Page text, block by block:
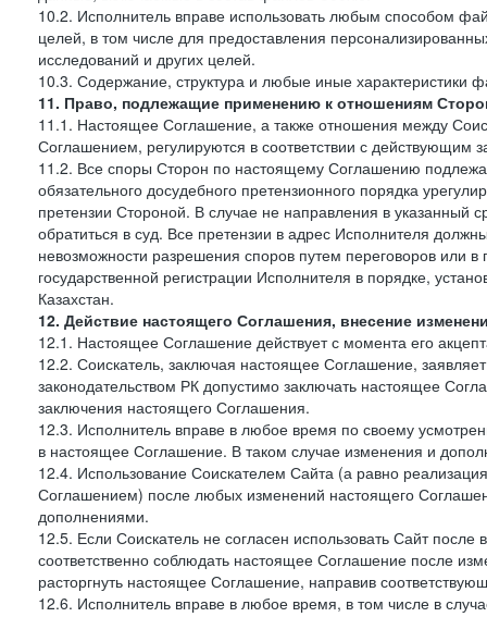
10.2. Исполнитель вправе использовать любым способом
целей, в том числе для предоставления
исследований и других целей.
10.3. Содержание, структура и любые иные
11. Право, подлежащие применению к отношениям
11.1. Настоящее Соглашение, а также отношения между
Соглашением, регулируются в соответствии с действующим
11.2. Все споры Сторон по настоящему Соглашению
обязательного досудебного претензионного порядка
претензии Стороной. В случае не направления в указанный
обратиться в суд. Все претензии в адрес Исполнителя
невозможности разрешения споров путем переговоров или
государственной регистрации Исполнителя в порядке,
Казахстан.
12. Действие настоящего Соглашения, внесение
12.1. Настоящее Соглашение действует с момента его
12.2. Соискатель, заключая настоящее Соглашение,
законодательством РК допустимо заключать настоящее
заключения настоящего Соглашения.
12.3. Исполнитель вправе в любое время по своему
в настоящее Соглашение. В таком случае изменения и
12.4. Использование Соискателем Сайта (а равно
Соглашением) после любых изменений настоящего
дополнениями.
12.5. Если Соискатель не согласен использовать Сайт
соответственно соблюдать настоящее Соглашение после
расторгнуть настоящее Соглашение, направив
12.6. Исполнитель вправе в любое время, в том числе в